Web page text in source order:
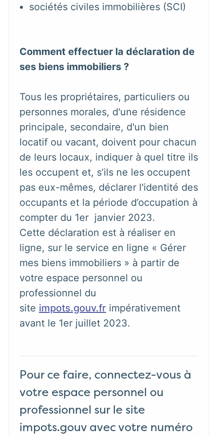
sociétés civiles immobilières (SCI)
Comment effectuer la déclaration de
ses biens immobiliers ?
Tous les propriétaires, particuliers ou
personnes morales, d'une résidence
principale, secondaire, d'un bien
locatif ou vacant, doivent pour chacun
de leurs locaux, indiquer à quel titre ils
les occupent et, s’ils ne les occupent
pas eux-mêmes, déclarer l'identité des
occupants et la période d’occupation à
compter du 1er janvier 2023.
Cette déclaration est à réaliser en
ligne, sur le service en ligne « Gérer
mes biens immobiliers » à partir de
votre espace personnel ou
professionnel du
site impots.gouv.fr impérativement
avant le 1er juillet 2023.
Pour ce faire, connectez-vous à
votre espace personnel ou
professionnel sur le site
impots.gouv avec votre numéro